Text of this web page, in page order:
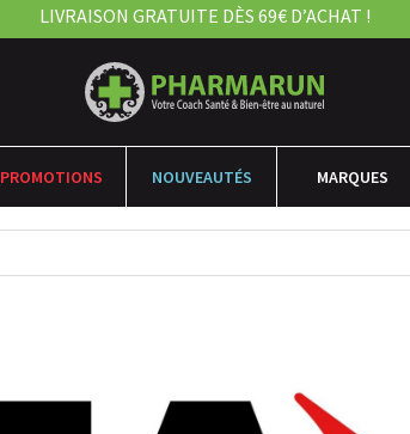
LIVRAISON GRATUITE DÈS 69€ D’ACHAT !
PROMOTIONS NOUVEAUTÉS MARQUES